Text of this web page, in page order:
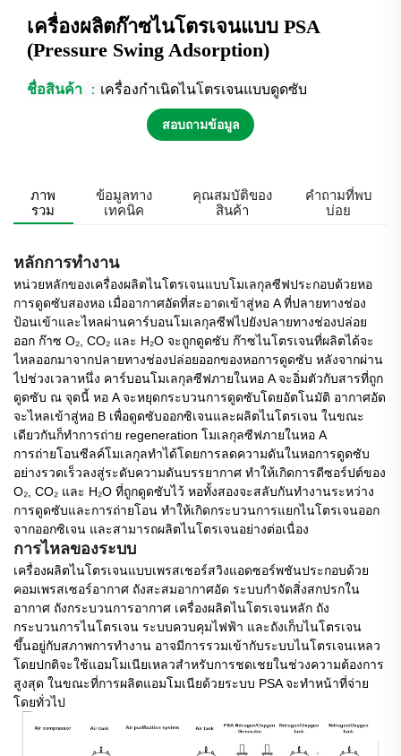
เครื่องผลิตก๊าซไนโตรเจนแบบ PSA
(Pressure Swing Adsorption)
ชื่อสินค้า ： เครื่องกำเนิดไนโตรเจนแบบดูดซับ
สอบถามข้อมูล
ภาพ
รวม
ข้อมูลทาง
เทคนิค
คุณสมบัติของ
สินค้า
คำถามที่พบ
บ่อย
หลักการทำงาน
หน่วยหลักของเครื่องผลิตไนโตรเจนแบบโมเลกุลซีฟประกอบด้วยหอ
การดูดซับสองหอ เมื่ออากาศอัดที่สะอาดเข้าสู่หอ A ที่ปลายทางช่อง
ป้อนเข้าและไหลผ่านคาร์บอนโมเลกุลซีฟไปยังปลายทางช่องปล่อย
ออก ก๊าซ O₂, CO₂ และ H₂O จะถูกดูดซับ ก๊าซไนโตรเจนที่ผลิตได้จะ
ไหลออกมาจากปลายทางช่องปล่อยออกของหอการดูดซับ หลังจากผ่าน
ไปช่วงเวลาหนึ่ง คาร์บอนโมเลกุลซีฟภายในหอ A จะอิ่มตัวกับสารที่ถูก
ดูดซับ ณ จุดนี้ หอ A จะหยุดกระบวนการดูดซับโดยอัตโนมัติ อากาศอัด
จะไหลเข้าสู่หอ B เพื่อดูดซับออกซิเจนและผลิตไนโตรเจน ในขณะ
เดียวกันก็ทำการถ่าย regeneration โมเลกุลซีฟภายในหอ A
การถ่ายโอนซีลค์โมเลกุลทำได้โดยการลดความดันในหอการดูดซับ
อย่างรวดเร็วลงสู่ระดับความดันบรรยากาศ ทำให้เกิดการดีซอร์ปต์ของ
O₂, CO₂ และ H₂O ที่ถูกดูดซับไว้ หอทั้งสองจะสลับกันทำงานระหว่าง
การดูดซับและการถ่ายโอน ทำให้เกิดกระบวนการแยกไนโตรเจนออก
จากออกซิเจน และสามารถผลิตไนโตรเจนอย่างต่อเนื่อง
การไหลของระบบ
เครื่องผลิตไนโตรเจนแบบเพรสเชอร์สวิงแอดซอร์พชันประกอบด้วย
คอมเพรสเซอร์อากาศ ถังสะสมอากาศอัด ระบบกำจัดสิ่งสกปรกใน
อากาศ ถังกระบวนการอากาศ เครื่องผลิตไนโตรเจนหลัก ถัง
กระบวนการไนโตรเจน ระบบควบคุมไฟฟ้า และถังเก็บไนโตรเจน
ขึ้นอยู่กับสภาพการทำงาน อาจมีการรวมเข้ากับระบบไนโตรเจนเหลว
โดยปกติจะใช้แอมโมเนียเหลวสำหรับการชดเชยในช่วงความต้องการ
สูงสุด ในขณะที่การผลิตแอมโมเนียด้วยระบบ PSA จะทำหน้าที่จ่าย
โดยทั่วไป